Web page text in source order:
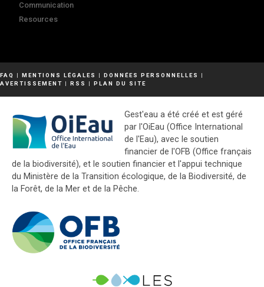
Communication
Resources
FAQ | MENTIONS LÉGALES | DONNÉES PERSONNELLES
|
AVERTISSEMENT | RSS | PLAN DU SITE
Gest'eau a été créé et est géré
par l'OiEau (Office International
de l'Eau), avec le soutien
financier de l'OFB (Office français
de la biodiversité), et le soutien financier et l'appui technique
du Ministère de la Transition écologique, de la Biodiversité, de
la Forêt, de la Mer et de la Pêche.